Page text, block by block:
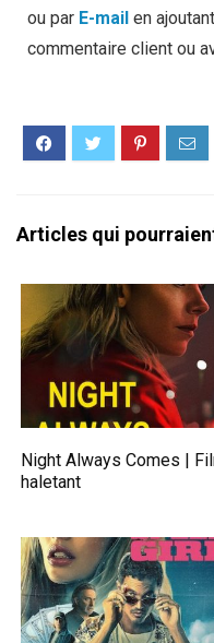
ou par E-mail en
commentaire client ou
Articles qui
Night Always Comes |
haletant